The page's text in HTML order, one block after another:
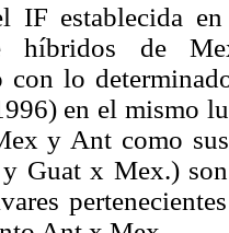
IF establecida
híbridos de
con lo
en el mismo
y Ant como
Guat x Mex.)